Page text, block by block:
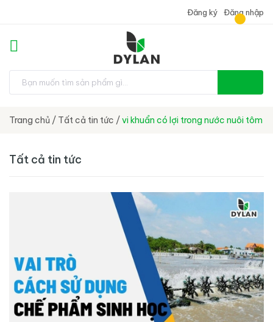
Đăng ký Đăng nhập
Trang chủ / Tất cả tin tức /vi khuẩn có lợi trong nước nuôi tôm
Tất cả tin tức